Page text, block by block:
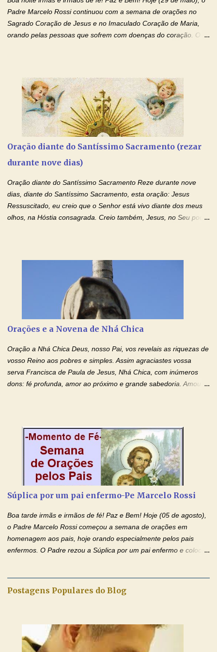
drogas, c...
Padre Marcelo Rossi continuou com a semana de orações no
Sagrado Coração de Jesus e no Imaculado Coração de Maria,
orando pelas pessoas que sofrem com doenças do coração. O
esta abençoada semana de orações no programa de rádio
Momento de Fé, vamos juntos formar uma forte corrente de
orações com o Padre Marcelo. Não desista do milagre, da cura;
tenha fé, creia firmemente e ore incessantemente até que o
Kairós aconteça em sua vida. Fique no Amor Ágape de Jesus e
no Amor Materno de Nossa Senhora. Adriana-Devoção e Fé
Mensagem do Padre Marcelo Rossi por E-mail: Amados!! Nesta
quarta feira, vamos orar pelas pessoas que sofrem com as
IMACULADO CORAÇÃO DE MAR...
Oração diante do Santíssimo Sacramento (rezar
durante nove dias)
Oração diante do Santíssimo Sacramento Reze durante nove
dias, diante do Santíssimo Sacramento, esta oração: Jesus
Ressuscitado, eu creio que o Senhor está vivo diante dos meus
olhos, na Hóstia consagrada. Creio também, Jesus, no Seu poder
creio, Jesus, e clamo que este Sangue seja agora derramado
sobre mim e sobre todos os meus familiares. Eu peço, Senhor
Jesus, que, pelo poder libertador e salvítico deste Sangue,
possamos nos livrar de toda opressão diabólica que possa estar
prejudicando a nossa família. Peço também que atenda, em
especial, este pedido que agora faço na Sua presença:
(apresente aqui o seu pedido...) Eu, desde já, agradeço de
coração, confiante que o Senhor me atenderá. Eu louvo o Pai por
ter nos dado o Senhor, Jesus, como presente de Páscoa. eu
agradeço de coração ao Espíri...
Orações e a Novena de Nhá Chica
Oração a Nhá Chica Deus, nosso Pai, vos revelais as riquezas de
vosso Reino aos pobres e simples. Assim agraciastes vossa
serva Francisca de Paula de Jesus, Nhá Chica, com inúmeros
dons: fé profunda, amor ao próximo e grande sabedoria. Amou a
Senhor Jesus Cristo, vosso Filho, na unidade do Espírito Santo.
Amém. Novena a Nhá Chica (Oração para obter os favores
celestiais através da intercessão da Serva de Deus Nhá Chica)
(Rezar durante nove dias seguidos ou intercalados) Nhá Chica,
recorro a vós como intercessora entre a Bondade Divina e as
necessidades humanas. Peço-vos, como favor espiritual, que
entregueis nas mãos do Santíssimo o meu pedido urgente (Fazer
o pedido). Acolhei, Nhá Chica, no vosso coração bondoso as
minhas necessidades e amparai-me nesta oração (Fazer o ...
Súplica por um pai enfermo-Pe Marcelo Rossi
Boa tarde irmãs e irmãos de fé! Paz e Bem! Hoje (05 de agosto),
o Padre Marcelo Rossi começou a semana de orações em
homenagem aos pais, hoje orando especialmente pelos pais
enfermos. O Padre rezou a Súplica por um pai enfermo e colocou
de Nossa Senhora. Adriana dos Anjos-Devoção e Fé Mensagem
aos nossos pais. Hoje nossas orações serão focadas nos pais
que não se encontram bem de saúde, OS PAIS ENFERMOS!
Postagens Populares do Blog